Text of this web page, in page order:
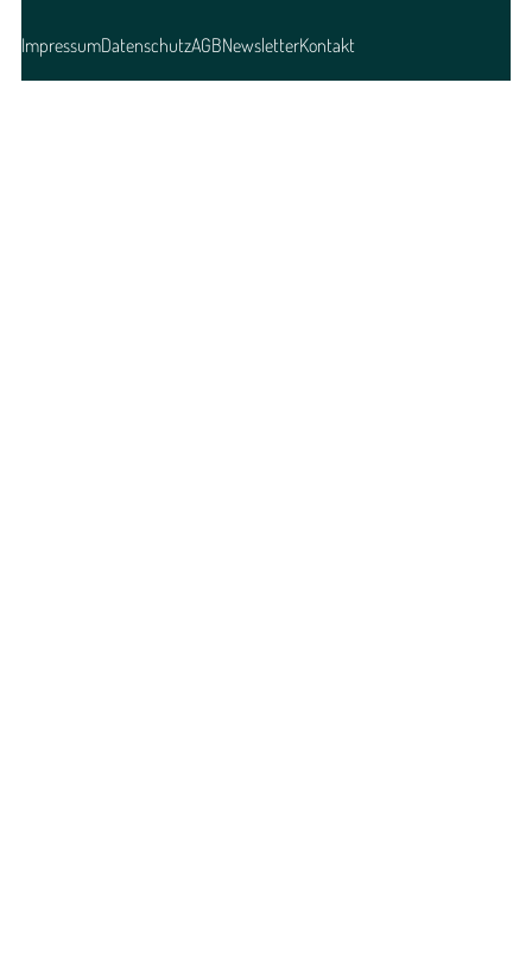
ImpressumDatenschutzAGBNewsletterKontakt